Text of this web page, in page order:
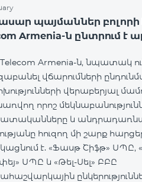
պայմաններ բոլորի
Armenia-ն ընտրում է
Telecom Armenia-ն, նպատակ
վճարումների
վերաբերյալ
որոշ
և
հուզող մի շարք
է. «Ֆասթ Շիֆթ» ՍՊԸ,
ՍՊԸ և «Թել-Սել» ԲԲԸ